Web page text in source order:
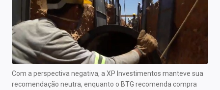
Carteiras Recomendadas
Central de Dividendos
Central de Fundos Imobiliários
Central dos IPOs
Com a perspectiva negativa, a XP Investimentos manteve sua
recomendação neutra, enquanto o BTG recomenda compra